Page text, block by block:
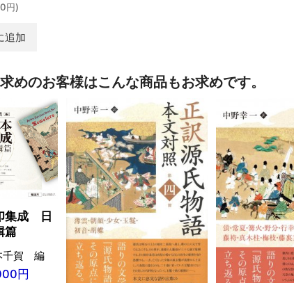
円)
追加
めのお客様はこんな商品もお求めです。
集成 日
篇
千賀 編
円